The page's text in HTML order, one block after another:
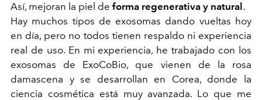
Así, mejoran la piel de forma regenerativa y natural .
Hay muchos tipos de exosomas dando vueltas hoy
en día, pero no todos tienen respaldo ni experiencia
real de uso. En mi experiencia, he trabajado con los
exosomas de ExoCoBio, que vienen de la rosa
damascena y se desarrollan en Corea, donde la
ciencia cosmética está muy avanzada. Lo que me